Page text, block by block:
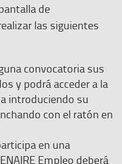
de
las siguientes
convocatoria sus
y podrá acceder a la
introduciendo su
con el ratón en
en una
Empleo deberá